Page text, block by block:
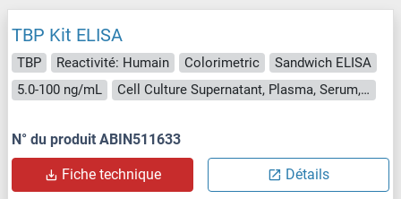
TBP Kit ELISA
TBP Reactivité: Humain Colorimetric
Sandwich ELISA
5.0-100 ng/mL
Cell Culture Supernatant, Plasma, Serum, Tissue Homogenate
N° du produit ABIN511633
Fiche technique Détails